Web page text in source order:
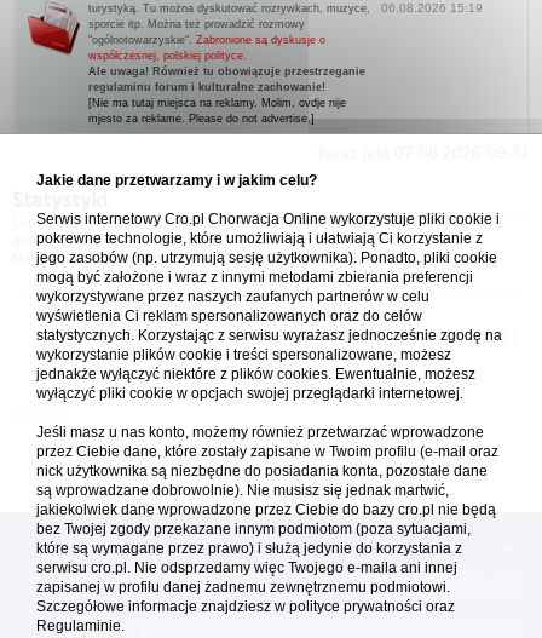
turystyką. Tu można dyskutować rozrywkach, muzyce,
sporcie itp. Można też prowadzić rozmowy
"ogólnotowarzyskie". Zabronione są dyskusje o
współczesnej, polskiej polityce.
Ale uwaga! Również tu obowiązuje przestrzeganie
regulaminu forum i kulturalne zachowanie!
[Nie ma tutaj miejsca na reklamy. Molim, ovdje nije
mjesto za reklame. Please do not advertise.]
06.08.2026 15:19
Cro.pl przegląda175użytkowników :: 4 zidentyfikowanych, 0 ukrytych i 171
gości (dane z ostatnich 3 minut)
Najwięcej użytkowników online ( 5542) było 21.04.2026 01:12
Forum Chorwacja Online - Cro.pl
Usuń ciasteczka• Strefa czasowa: UTC + 1 (Polska - czas zimowy) [ DST
[reklama ] [
Platforma cro.pl© Chorwacja online™ wykorzystuje cookies do prawidłowego działania, te pliki
gromadzą na Twoim komputerze dane ułatwiające korzystanie z serwisu; więcej informacji w
Redakcja platformy cro.pl© Chorwacja online™ nie odpowiada za treści zamieszczone przez
użytkowników. Korzystanie z serwisu oznacza akceptację regulaminu. Serwis ma charakter
Jakie dane przetwarzamy i w jakim celu?
Serwis internetowy Cro.pl Chorwacja Online wykorzystuje pliki cookie i
pokrewne technologie, które umożliwiają i ułatwiają Ci korzystanie z
jego zasobów (np. utrzymują sesję użytkownika). Ponadto, pliki cookie
mogą być założone i wraz z innymi metodami zbierania preferencji
wykorzystywane przez naszych zaufanych partnerów w celu
wyświetlenia Ci reklam spersonalizowanych oraz do celów
statystycznych. Korzystając z serwisu wyrażasz jednocześnie zgodę na
wykorzystanie plików cookie i treści spersonalizowane, możesz
jednakże wyłączyć niektóre z plików cookies. Ewentualnie, możesz
wyłączyć pliki cookie w opcjach swojej przeglądarki internetowej.
Jeśli masz u nas konto, możemy również przetwarzać wprowadzone
przez Ciebie dane, które zostały zapisane w Twoim profilu (e-mail oraz
nick użytkownika są niezbędne do posiadania konta, pozostałe dane
są wprowadzane dobrowolnie). Nie musisz się jednak martwić,
jakiekolwiek dane wprowadzone przez Ciebie do bazy cro.pl nie będą
bez Twojej zgody przekazane innym podmiotom (poza sytuacjami,
które są wymagane przez prawo) i służą jedynie do korzystania z
serwisu cro.pl. Nie odsprzedamy więc Twojego e-maila ani innej
zapisanej w profilu danej żadnemu zewnętrznemu podmiotowi.
Szczegółowe informacje znajdziesz w polityce prywatności oraz
Regulaminie.